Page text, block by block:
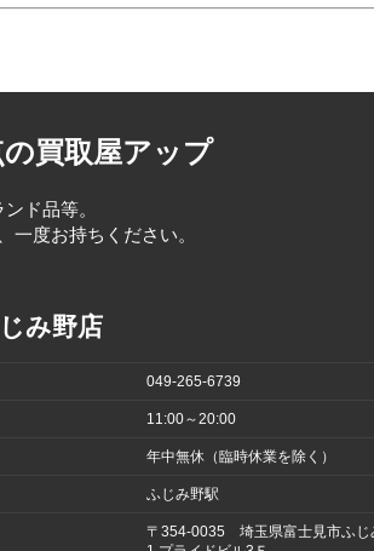
買取屋アップ
ド品等。
一度お持ちください。
み野店
049-265-6739
11:00～20:00
年中無休（臨時休業を除く）
ふじみ野駅
〒354-0035 埼玉県富士見市ふじ